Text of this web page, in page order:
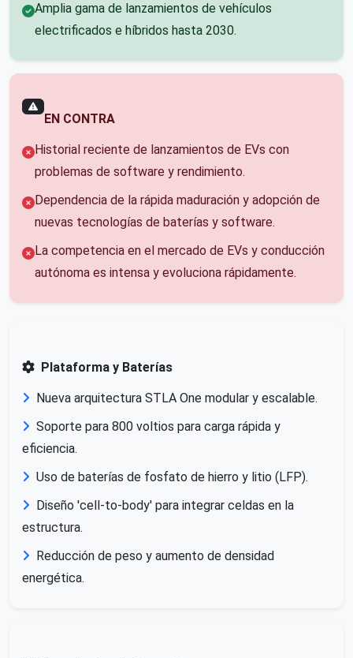
Amplia gama de lanzamientos de vehículos
electrificados e híbridos hasta 2030.
EN CONTRA
Historial reciente de lanzamientos de EVs con
problemas de software y rendimiento.
Dependencia de la rápida maduración y adopción de
nuevas tecnologías de baterías y software.
La competencia en el mercado de EVs y conducción
autónoma es intensa y evoluciona rápidamente.
Plataforma y Baterías
Nueva arquitectura STLA One modular y escalable.
Soporte para 800 voltios para carga rápida y
eficiencia.
Uso de baterías de fosfato de hierro y litio (LFP).
Diseño 'cell-to-body' para integrar celdas en la
estructura.
Reducción de peso y aumento de densidad
energética.